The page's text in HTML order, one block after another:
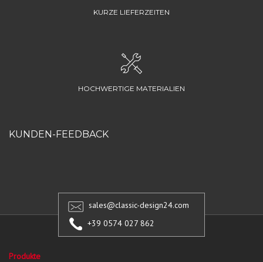
KURZE LIEFERZEITEN
HOCHWERTIGE MATERIALIEN
KUNDEN-FEEDBACK
sales@classic-design24.com
+39 0574 027 862
Produkte